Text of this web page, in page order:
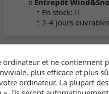
Entrepôt
En stock:
2-4 jours ouvrables
Cliquez ici pour voir
et ne contiennent
plus efficace et plus
ordinateur. La plupart